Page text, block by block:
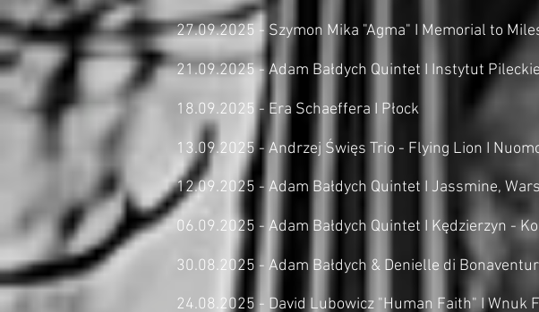
27.09.2025 - Szymon Mika "Agma" I Memorial to
21.09.2025 - Adam Bałdych Quintet I Instytut
18.09.2025 - Era Schaeffera I Płock
13.09.2025 - Andrzej Święs Trio - Flying Lion I
12.09.2025 - Adam Bałdych Quintet I Jassmine,
06.09.2025 - Adam Bałdych Quintet I Kędzierzyn -
30.08.2025 - Adam Bałdych & Denielle di
24.08.2025 - David Lubowicz "Human Faith" I Wnuk